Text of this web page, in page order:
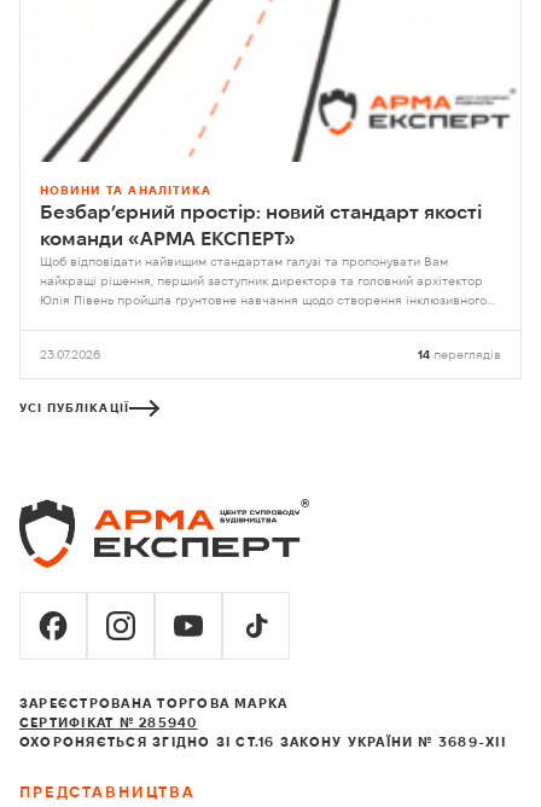
НОВИНИ ТА АНАЛІТИКА
Безбар’єрний простір: новий стандарт якості
команди «АРМА ЕКСПЕРТ»
Щоб відповідати найвищим стандартам галузі та пропонувати Вам
найкращі рішення, перший заступник директора та головний архітектор
Юлія Півень пройшла ґрунтовне навчання щодо створення інклюзивного
23.07.2026 14 переглядів
УСІ ПУБЛІКАЦІЇ
ЗАРЕЄСТРОВАНА ТОРГОВА МАРКА
СЕРТИФІКАТ № 285940
ОХОРОНЯЄТЬСЯ ЗГІДНО ЗІ СТ.16 ЗАКОНУ УКРАЇНИ № 3689-XII
ПРЕДСТАВНИЦТВА